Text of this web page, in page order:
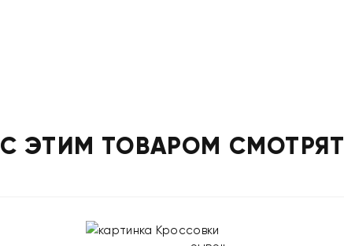
С ЭТИМ ТОВАРОМ СМОТРЯТ